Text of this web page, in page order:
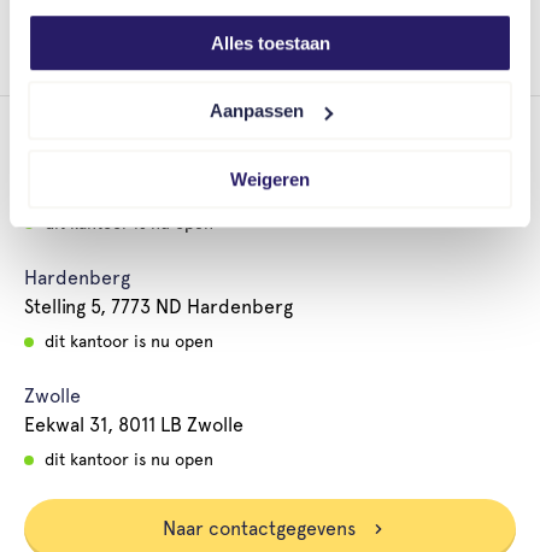
Alles toestaan
Aanpassen
Weigeren
vragen of wil je meer weten?Neem gerust contact
Langewijk 47, 7701 AB Dedemsvaart
dit kantoor is nu open
Hardenberg
Stelling 5, 7773 ND Hardenberg
dit kantoor is nu open
Zwolle
Eekwal 31, 8011 LB Zwolle
dit kantoor is nu open
Naar contactgegevens